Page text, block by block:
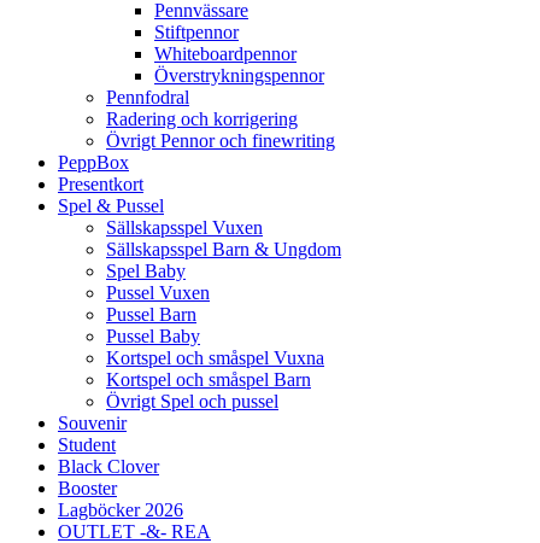
Pennvässare
Stiftpennor
Whiteboardpennor
Överstrykningspennor
Pennfodral
Radering och korrigering
Övrigt Pennor och finewriting
PeppBox
Presentkort
Spel & Pussel
Sällskapsspel Vuxen
Sällskapsspel Barn & Ungdom
Spel Baby
Pussel Vuxen
Pussel Barn
Pussel Baby
Kortspel och småspel Vuxna
Kortspel och småspel Barn
Övrigt Spel och pussel
Souvenir
Student
Black Clover
Booster
Lagböcker 2026
OUTLET -&- REA